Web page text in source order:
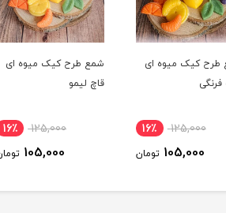
طرح کیک میوه ای
125,000 16٪
105,000 تومان
شمع طرح کیک میوه ای
قاچ لیمو
125,000 16٪
105,000 تومان